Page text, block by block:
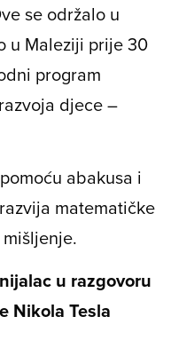
se održalo u
u Maleziji prije 30
program
djece –
abakusa i
matematičke
u razgovoru
Nikola Tesla